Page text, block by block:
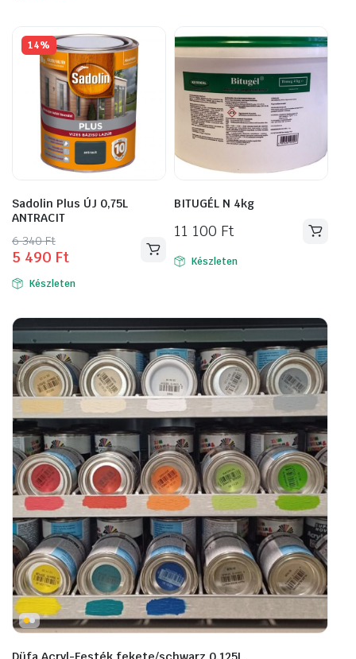
14%
Sadolin Plus ÚJ 0,75L
ANTRACIT
6 340Ft
Original
price
was:
340 Ft.
5 490 Ft
Current
price
is:
490 Ft.
Készleten
BITUGÉL N 4kg
11 100 Ft
Készleten